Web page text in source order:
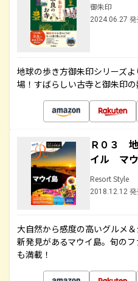
御朱印
2024.06.27
地球の歩き方御朱印シリーズ
場！すばらしい古寺と御朱印
Ｒ０３
イル マ
Resort Style
2018.12.12
大自然から感度の高いグルメ
新発見があるマウイ島。旬の
も満載！